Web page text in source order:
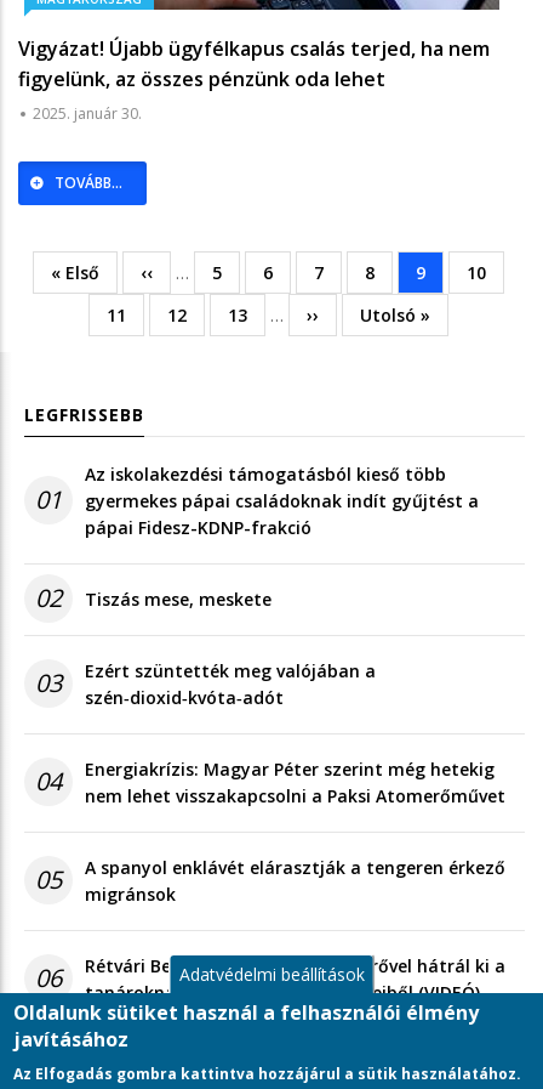
Vigyázat! Újabb ügyfélkapus csalás terjed, ha nem
figyelünk, az összes pénzünk oda lehet
2025. január 30.
TOVÁBB...
Oldalszámozás
Első
oldal
« Első
Előző
oldal
‹‹ … Oldal
5 Oldal
6 Oldal
7 Oldal
8
Jelenlegi
oldal
9 Oldal
10
Oldal
11 Oldal
12 Oldal
13 …
Következő
oldal
››
Utolsó
oldal
Utolsó »
LEGFRISSEBB
01
Az iskolakezdési támogatásból kieső több
gyermekes pápai családoknak indít gyűjtést a
pápai Fidesz-KDNP-frakció
02 Tiszás mese, meskete
03
Ezért szüntették meg valójában a
szén‑dioxid‑kvóta‑adót
04
Energiakrízis: Magyar Péter szerint még hetekig
nem lehet visszakapcsolni a Paksi Atomerőművet
05
A spanyol enklávét elárasztják a tengeren érkező
migránsok
06
Rétvári Bence: Magyar Péter gőzerővel hátrál ki a
tanároknak tett választási ígéreteiből (VIDEÓ)
Adatvédelmi beállítások
Oldalunk sütiket használ a felhasználói élmény
javításához
Az Elfogadás gombra kattintva hozzájárul a sütik használatához.